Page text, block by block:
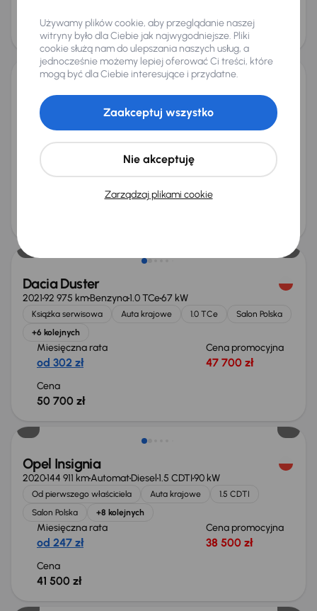
Cena
103 000 zł
Możliwość odliczenia VAT
Dacia Duster
2023 Diesel1.5 Blue dCi85 kW
Od pierwszego właściciela
Salon Polska
+6 kolejnych
od 351 zł 56 000 zł
Najniższa cena z 30 dni przed
Cena po obniżce
Dacia Duster
202192 975 kmBenzyna1.0 TCe67 kW
Książka serwisowa Auta krajowe 1.0 TCe
Salon Polska
+6 kolejnych
Miesięczna rata
od 302 zł
Cena promocyjna
47 700 zł
Cena
50 700 zł
Możliwość odliczenia VAT
Opel Insignia
2020144 911 kmAutomatDiesel1.5 CDTI90 kW
Od pierwszego właściciela Auta krajowe
1.5 CDTI
Salon Polska
+8 kolejnych
Miesięczna rata
od 247 zł
Cena promocyjna
38 500 zł
Cena
41 500 zł
Taniej o 1 500 zł
Używamy plików cookie, aby przeglądanie naszej
witryny było dla Ciebie jak najwygodniejsze. Pliki
cookie służą nam do ulepszania naszych usług, a
jednocześnie możemy lepiej oferować Ci treści, które
mogą być dla Ciebie interesujące i przydatne.
Zarządzaj plikami cookie
Nie akceptuję
Zaakceptuj wszystko